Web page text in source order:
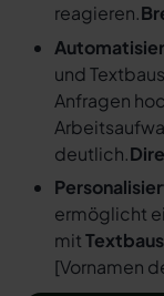
reagieren.
und
Anfragen
deutlich.
ermöglicht
mit
[Vornamen